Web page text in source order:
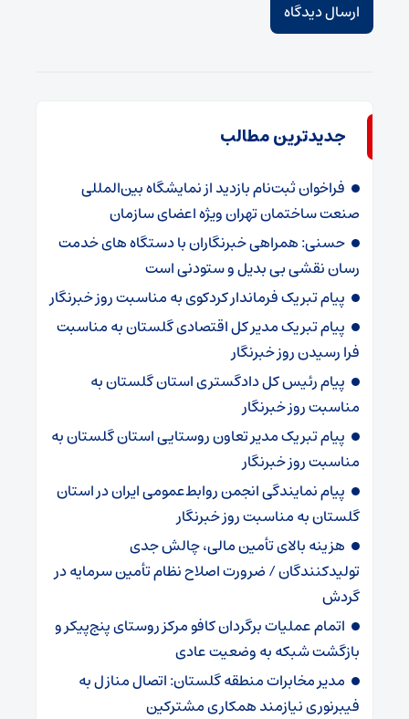
جدیدترین مطالب
فراخوان ثبت‌نام بازدید از نمایشگاه بین‌المللی
صنعت ساختمان تهران ویژه اعضای سازمان
حسنی: همراهی خبرنگاران با دستگاه های خدمت
رسان نقشی بی بدیل و ستودنی است
پیام تبریک فرماندار کردکوی به مناسبت روز خبرنگار
پیام تبریک مدیر کل اقتصادی گلستان به مناسبت
فرا رسیدن روز خبرنگار
پیام رئیس کل دادگستری استان گلستان به
مناسبت روز خبرنگار
پیام تبریک مدیر تعاون روستایی استان گلستان به
مناسبت روز خبرنگار
پیام نمایندگی انجمن روابط‌عمومی ایران در استان
گلستان به مناسبت روز خبرنگار
هزینه بالای تأمین مالی، چالش جدی
تولیدکنندگان / ضرورت اصلاح نظام تأمین سرمایه در
گردش
اتمام عملیات برگردان کافو مرکز روستای پنج‌پیکر و
بازگشت شبکه به وضعیت عادی
مدیر مخابرات منطقه گلستان: اتصال منازل به
فیبرنوری نیازمند همکاری مشترکین